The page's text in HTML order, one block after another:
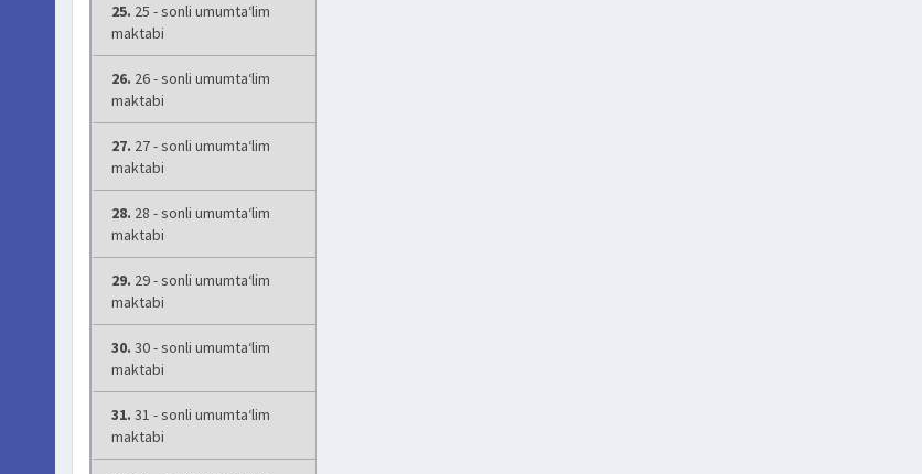
25. 25 - sonli umumta‘lim
maktabi
26. 26 - sonli umumta‘lim
maktabi
27. 27 - sonli umumta‘lim
maktabi
28. 28 - sonli umumta‘lim
maktabi
29. 29 - sonli umumta‘lim
maktabi
30. 30 - sonli umumta‘lim
maktabi
31. 31 - sonli umumta‘lim
maktabi